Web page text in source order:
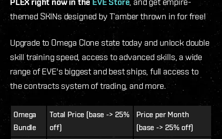
themed SKINs designed by T’amber thrown in for free!
Upgrade to Omega Clone state today and unlock double
skill training speed, access to advanced skills, a wide
range of EVE's biggest and best ships, full access to
the contracts system of trading, and more.
Omega
Bundle
Total Price (base -> 25%
off)
Price per Month
(base -> 25% off)